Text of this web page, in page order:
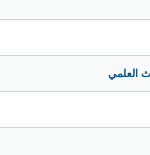
العلمي